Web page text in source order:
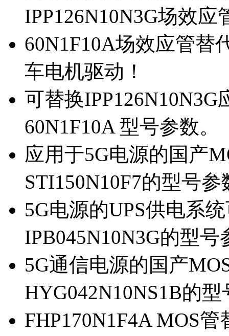
IPP126N10N3G场效应
60N1F10A场效应管替
车电机驱动！
可替换
60N1F10A 型号参数。
应用于5G电源的国产
STI150N10F7的型号参
5G电源的UPS供电系
IPB045N10N3G的型号
5G通信电源的国产
HYG042N10NS1B的
FHP170N1F4A MOS